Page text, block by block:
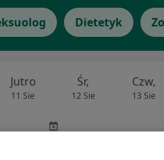
Dietetyk
Jutro
11 Sie
Śr,
12 Sie
Czw,
13 Sie